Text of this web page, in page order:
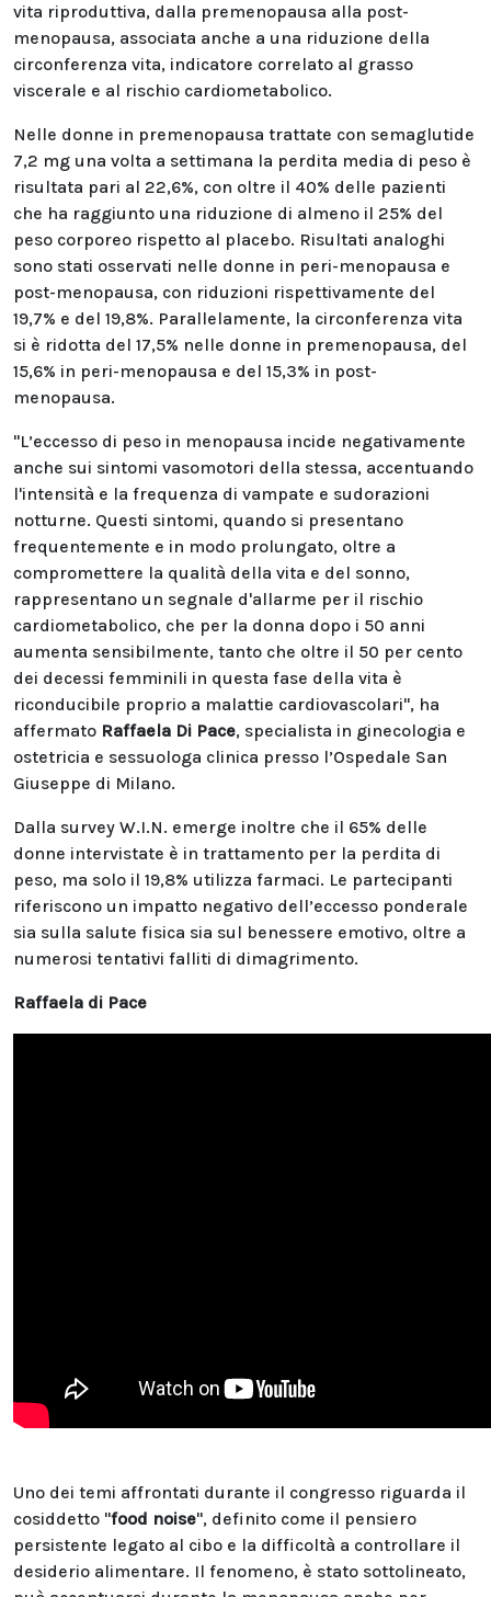
vita riproduttiva, dalla premenopausa alla post-
menopausa, associata anche a una riduzione della
circonferenza vita, indicatore correlato al grasso
viscerale e al rischio cardiometabolico.
Nelle donne in premenopausa trattate con semaglutide
7,2 mg una volta a settimana la perdita media di peso è
risultata pari al 22,6%, con oltre il 40% delle pazienti
che ha raggiunto una riduzione di almeno il 25% del
peso corporeo rispetto al placebo. Risultati analoghi
sono stati osservati nelle donne in peri-menopausa e
post-menopausa, con riduzioni rispettivamente del
19,7% e del 19,8%. Parallelamente, la circonferenza vita
si è ridotta del 17,5% nelle donne in premenopausa, del
15,6% in peri-menopausa e del 15,3% in post-
menopausa.
"L’eccesso di peso in menopausa incide negativamente
anche sui sintomi vasomotori della stessa, accentuando
l'intensità e la frequenza di vampate e sudorazioni
notturne. Questi sintomi, quando si presentano
frequentemente e in modo prolungato, oltre a
compromettere la qualità della vita e del sonno,
rappresentano un segnale d'allarme per il rischio
cardiometabolico, che per la donna dopo i 50 anni
aumenta sensibilmente, tanto che oltre il 50 per cento
dei decessi femminili in questa fase della vita è
riconducibile proprio a malattie cardiovascolari", ha
affermato Raffaela Di Pace, specialista in ginecologia e
ostetricia e sessuologa clinica presso l’Ospedale San
Giuseppe di Milano.
Dalla survey W.I.N. emerge inoltre che il 65% delle
donne intervistate è in trattamento per la perdita di
peso, ma solo il 19,8% utilizza farmaci. Le partecipanti
riferiscono un impatto negativo dell’eccesso ponderale
sia sulla salute fisica sia sul benessere emotivo, oltre a
numerosi tentativi falliti di dimagrimento.
Raffaela di Pace
Uno dei temi affrontati durante il congresso riguarda il
cosiddetto "food noise", definito come il pensiero
persistente legato al cibo e la difficoltà a controllare il
desiderio alimentare. Il fenomeno, è stato sottolineato,